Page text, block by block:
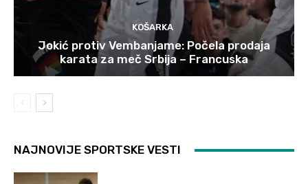
KOŠARKA
Jokić protiv Vembanjame: Počela prodaja
karata za meč Srbija – Francuska
NAJNOVIJE SPORTSKE VESTI